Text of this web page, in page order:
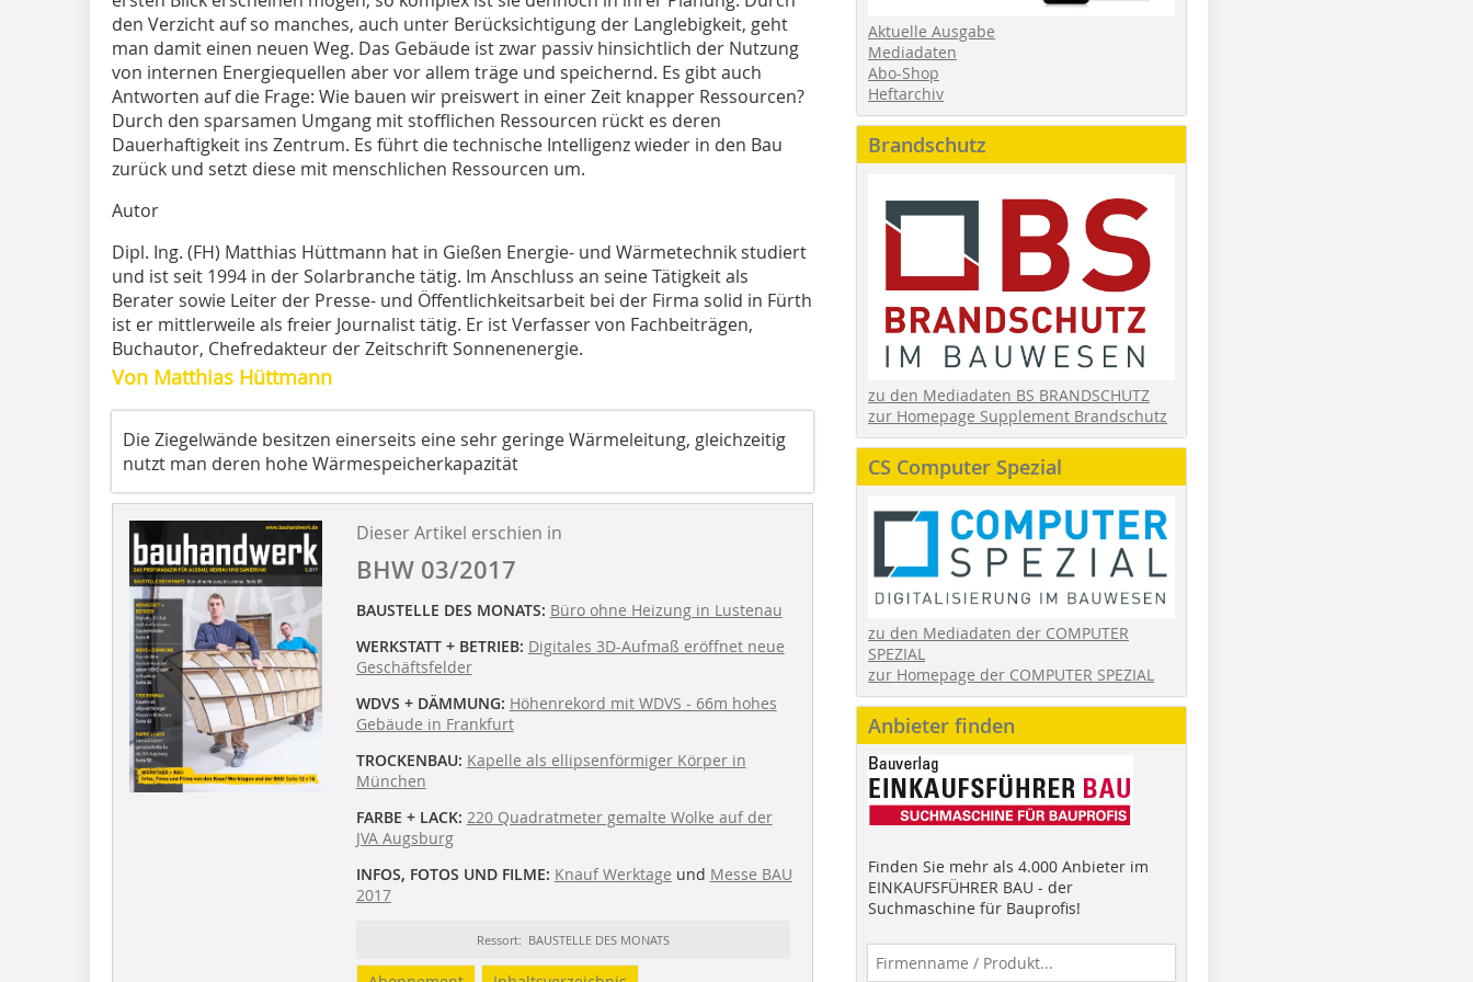
den Verzicht auf so manches, auch unter Berücksichtigung der Langlebigkeit, geht
man damit einen neuen Weg. Das Gebäude ist zwar passiv hinsichtlich der Nutzung
von internen Energiequellen aber vor allem träge und speichernd. Es gibt auch
Antworten auf die Frage: Wie bauen wir preiswert in einer Zeit knapper Ressourcen?
Durch den sparsamen Umgang mit stofflichen Ressourcen rückt es deren
Dauerhaftigkeit ins Zentrum. Es führt die technische Intelligenz wieder in den Bau
zurück und setzt diese mit menschlichen Ressourcen um.
Autor
Dipl. Ing. (FH) Matthias Hüttmann hat in Gießen Energie- und Wärmetechnik studiert
und ist seit 1994 in der Solarbranche tätig. Im Anschluss an seine Tätigkeit als
Berater sowie Leiter der Presse- und Öffentlichkeitsarbeit bei der Firma solid in Fürth
ist er mittlerweile als freier Journalist tätig. Er ist Verfasser von Fachbeiträgen,
Buchautor, Chefredakteur der Zeitschrift Sonnenenergie.
Von Matthias Hüttmann
Die Ziegelwände besitzen einerseits eine sehr geringe Wärmeleitung, gleichzeitig
nutzt man deren hohe Wärmespeicherkapazität
Dieser Artikel erschien in
BHW 03/2017
BAUSTELLE DES MONATS: Büro ohne Heizung in Lustenau
WERKSTATT + BETRIEB: Digitales 3D-Aufmaß eröffnet neue
Geschäftsfelder
WDVS + DÄMMUNG: Höhenrekord mit WDVS - 66m hohes
Gebäude in Frankfurt
TROCKENBAU: Kapelle als ellipsenförmiger Körper in
München
FARBE + LACK: 220 Quadratmeter gemalte Wolke auf der
JVA Augsburg
INFOS, FOTOS UND FILME: Knauf Werktage und Messe BAU
2017
Ressort: BAUSTELLE DES MONATS
Aktuelle Ausgabe
Mediadaten
Abo-Shop
Heftarchiv
Brandschutz
zu den Mediadaten BS BRANDSCHUTZ
zur Homepage Supplement Brandschutz
CS Computer Spezial
zu den Mediadaten der COMPUTER
SPEZIAL
zur Homepage der COMPUTER SPEZIAL
Anbieter finden
Finden Sie mehr als 4.000 Anbieter im
EINKAUFSFÜHRER BAU - der
Suchmaschine für Bauprofis!